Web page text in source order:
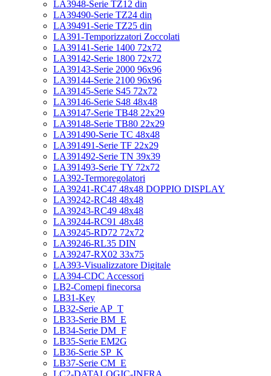
LA3948-Serie TZ12 din
LA39490-Serie TZ24 din
LA39491-Serie TZ25 din
LA391-Temporizzatori Zoccolati
LA39141-Serie 1400 72x72
LA39142-Serie 1800 72x72
LA39143-Serie 2000 96x96
LA39144-Serie 2100 96x96
LA39145-Serie S45 72x72
LA39146-Serie S48 48x48
LA39147-Serie TB48 22x29
LA39148-Serie TB80 22x29
LA391490-Serie TC 48x48
LA391491-Serie TF 22x29
LA391492-Serie TN 39x39
LA391493-Serie TY 72x72
LA392-Termoregolatori
LA39241-RC47 48x48 DOPPIO DISPLAY
LA39242-RC48 48x48
LA39243-RC49 48x48
LA39244-RC91 48x48
LA39245-RD72 72x72
LA39246-RL35 DIN
LA39247-RX02 33x75
LA393-Visualizzatore Digitale
LA394-CDC Accessori
LB2-Comepi finecorsa
LB31-Key
LB32-Serie AP_T
LB33-Serie BM_E
LB34-Serie DM_F
LB35-Serie EM2G
LB36-Serie SP_K
LB37-Serie CM_E
LC2-DATALOGIC-INFRA